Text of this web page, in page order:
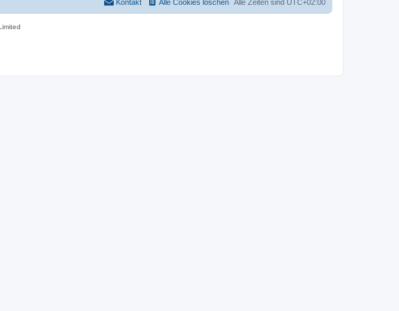
Alle Zeiten sind UTC+02:00
Alle Cookies löschen
Kontakt